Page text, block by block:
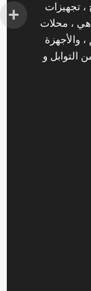
تجهيزات
، محلات
والأجهزة
التوابل و